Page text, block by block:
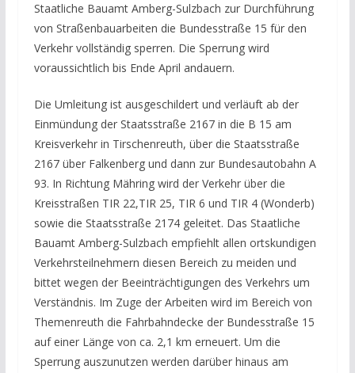
Staatliche Bauamt Amberg-Sulzbach zur Durchführung
von Straßenbauarbeiten die Bundesstraße 15 für den
Verkehr vollständig sperren. Die Sperrung wird
voraussichtlich bis Ende April andauern.
Die Umleitung ist ausgeschildert und verläuft ab der
Einmündung der Staatsstraße 2167 in die B 15 am
Kreisverkehr in Tirschenreuth, über die Staatsstraße
2167 über Falkenberg und dann zur Bundesautobahn A
93. In Richtung Mähring wird der Verkehr über die
Kreisstraßen TIR 22,TIR 25, TIR 6 und TIR 4 (Wonderb)
sowie die Staatsstraße 2174 geleitet. Das Staatliche
Bauamt Amberg-Sulzbach empfiehlt allen ortskundigen
Verkehrsteilnehmern diesen Bereich zu meiden und
bittet wegen der Beeinträchtigungen des Verkehrs um
Verständnis. Im Zuge der Arbeiten wird im Bereich von
Themenreuth die Fahrbahndecke der Bundesstraße 15
auf einer Länge von ca. 2,1 km erneuert. Um die
Sperrung auszunutzen werden darüber hinaus am